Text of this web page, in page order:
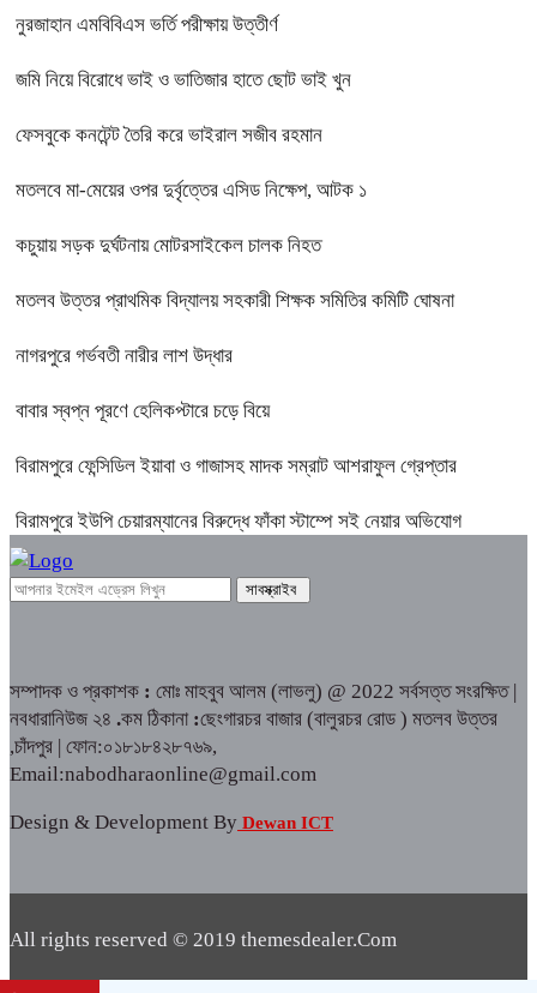
নুরজাহান এমবিবিএস ভর্তি পরীক্ষায় উত্তীর্ণ
জমি নিয়ে বিরোধে ভাই ও ভাতিজার হাতে ছোট ভাই খুন
ফেসবুকে কনটেন্ট তৈরি করে ভাইরাল সজীব রহমান
মতলবে মা-মেয়ের ওপর দুর্বৃত্তের এসিড নিক্ষেপ, আটক ১
কচুয়ায় সড়ক দুর্ঘটনায় মোটরসাইকেল চালক নিহত
মতলব উত্তর প্রাথমিক বিদ্যালয় সহকারী শিক্ষক সমিতির কমিটি ঘোষনা
নাগরপুরে গর্ভবতী নারীর লাশ উদ্ধার
বাবার স্বপ্ন পূরণে হেলিকপ্টারে চড়ে বিয়ে
বিরামপুরে ফেন্সিডিল ইয়াবা ও গাজাসহ মাদক সম্রাট আশরাফুল গ্রেপ্তার
বিরামপুরে ইউপি চেয়ারম্যানের বিরুদ্ধে ফাঁকা স্টাম্পে সই নেয়ার অভিযোগ
সম্পাদক ও প্রকাশক : মোঃ মাহবুব আলম (লাভলু) @ 2022 সর্বসত্ত সংরক্ষিত |
নবধারানিউজ ২৪ .কম ঠিকানা :ছেংগারচর বাজার (বালুরচর রোড ) মতলব উত্তর
,চাঁদপুর | ফোন:০১৮১৮৪২৮৭৬৯,
Email:nabodharaonline@gmail.com
Design & Development By Dewan ICT
All rights reserved © 2019 themesdealer.Com
Developed by:Dewan ICT